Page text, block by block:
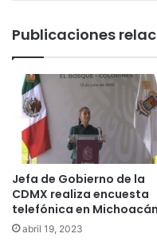
Publicaciones
Jefa de Gobierno de la
CDMX realiza encuesta
telefónica en Michoacán
abril 19, 2023